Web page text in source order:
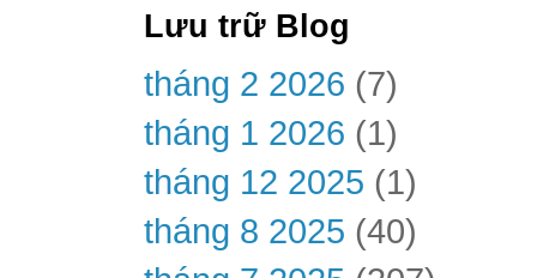
Lưu trữ Blog
tháng 2 2026 (7)
tháng 1 2026 (1)
tháng 12 2025 (1)
tháng 8 2025 (40)